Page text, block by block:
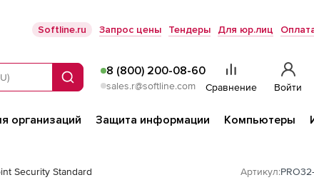
Softline.ru Запрос цены Тендеры Для юр.лиц
Поиск
8 (800) 200-08-60
sales.r@softline.com Сравнение Войти
организаций Защита информации Компьютеры
Security Standard Артикул: